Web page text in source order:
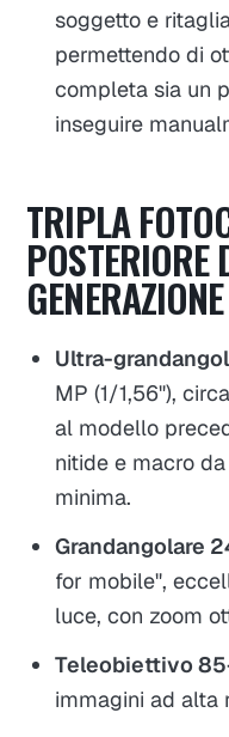
soggetto e
permettendo di
completa sia un
inseguire
TRIPLA
POSTERIORE
GENERAZIONE
Ultra-
MP (1/1,56"),
al modello
nitide e macro
minima.
Grandangolare
for mobile",
luce, con zoom
Teleobiettivo
immagini ad alta